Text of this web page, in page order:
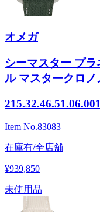
オメガ
シーマスター プ
ル マスタークロ
215.32.46.51.06.001
Item No.83083
在庫有/全店舗
¥939,850
未使用品